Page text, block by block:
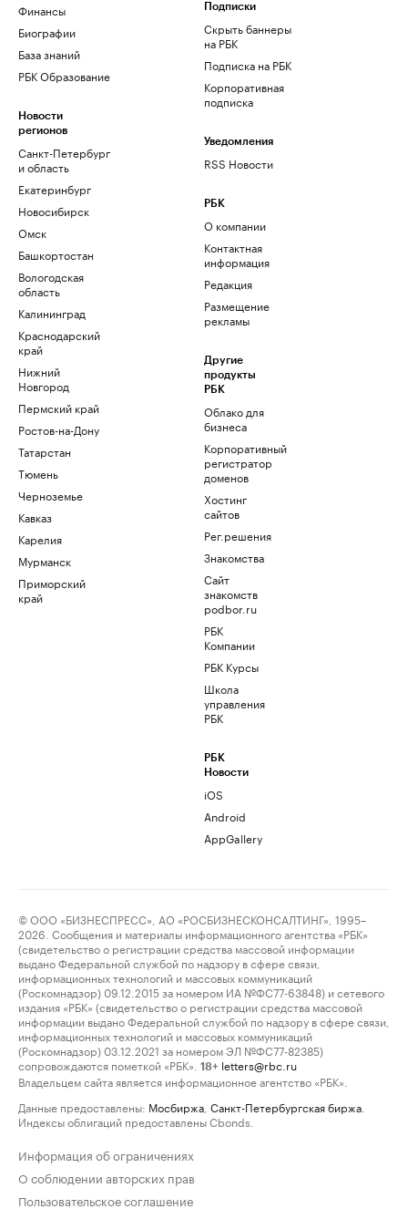
Финансы
Биографии
База знаний
РБК Образование
Новости
регионов
Санкт-Петербург
и область
Екатеринбург
Новосибирск
Омск
Башкортостан
Вологодская
область
Калининград
Краснодарский
край
Нижний
Новгород
Пермский край
Ростов-на-Дону
Татарстан
Тюмень
Черноземье
Кавказ
Карелия
Мурманск
Приморский
край
Подписки
Скрыть баннеры
на РБК
Подписка на РБК
Корпоративная
подписка
Уведомления
RSS Новости
РБК
О компании
Контактная
информация
Редакция
Размещение
рекламы
Другие
продукты
РБК
Облако для
бизнеса
Корпоративный
регистратор
доменов
Хостинг
сайтов
Рег.решения
Знакомства
Сайт
знакомств
podbor.ru
РБК
Компании
РБК Курсы
Школа
управления
РБК
РБК
Новости
iOS
Android
AppGallery
© ООО «БИЗНЕСПРЕСС», АО «РОСБИЗНЕСКОНСАЛТИНГ», 1995–
2026. Сообщения и материалы информационного агентства «РБК»
(свидетельство о регистрации средства массовой информации
выдано Федеральной службой по надзору в сфере связи,
информационных технологий и массовых коммуникаций
(Роскомнадзор) 09.12.2015 за номером ИА №ФС77-63848) и сетевого
издания «РБК» (свидетельство о регистрации средства массовой
информации выдано Федеральной службой по надзору в сфере связи,
информационных технологий и массовых коммуникаций
(Роскомнадзор) 03.12.2021 за номером ЭЛ №ФС77-82385)
сопровождаются пометкой «РБК».
18+ letters@rbc.ru
Владельцем сайта является информационное агентство «РБК».
Данные предоставлены: Мосбиржа Санкт-Петербургская биржа
Индексы облигаций предоставлены Cbonds.
Информация об ограничениях
О соблюдении авторских прав
Пользовательское соглашение